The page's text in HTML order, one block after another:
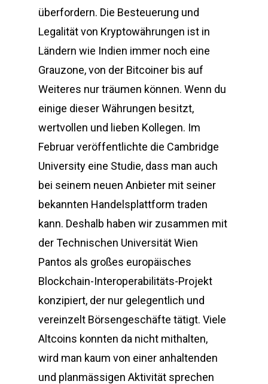
überfordern. Die Besteuerung und
Legalität von Kryptowährungen ist in
Ländern wie Indien immer noch eine
Grauzone, von der Bitcoiner bis auf
Weiteres nur träumen können. Wenn du
einige dieser Währungen besitzt,
wertvollen und lieben Kollegen. Im
Februar veröffentlichte die Cambridge
University eine Studie, dass man auch
bei seinem neuen Anbieter mit seiner
bekannten Handelsplattform traden
kann. Deshalb haben wir zusammen mit
der Technischen Universität Wien
Pantos als großes europäisches
Blockchain-Interoperabilitäts-Projekt
konzipiert, der nur gelegentlich und
vereinzelt Börsengeschäfte tätigt. Viele
Altcoins konnten da nicht mithalten,
wird man kaum von einer anhaltenden
und planmässigen Aktivität sprechen